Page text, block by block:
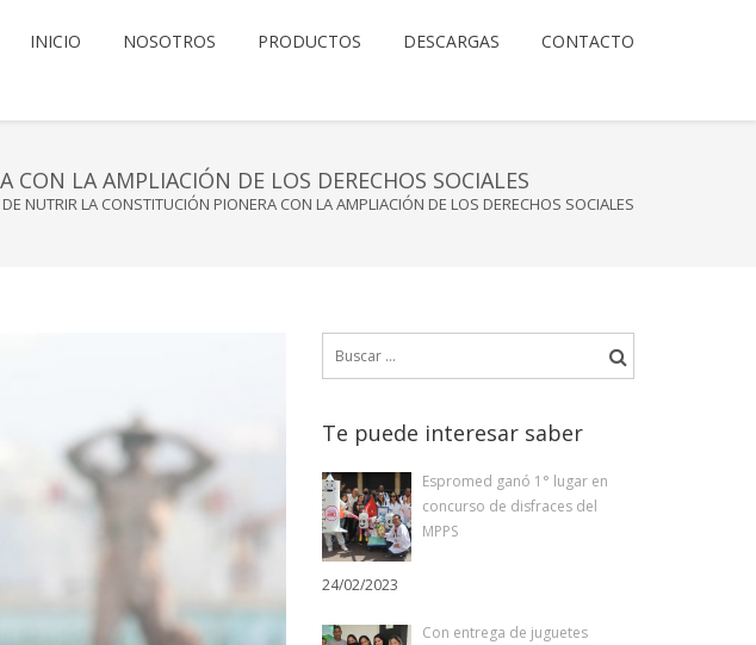
INICIO NOSOTROS PRODUCTOS DESCARGAS CONTACTO
LA AMPLIACIÓN DE LOS DERECHOS SOCIALES
NUTRIR LA CONSTITUCIÓN PIONERA CON LA AMPLIACIÓN DE LOS DERECHOS SOCIALES
Te puede interesar saber
Espromed ganó 1° lugar en
concurso de disfraces del
MPPS
24/02/2023
Con entrega de juguetes